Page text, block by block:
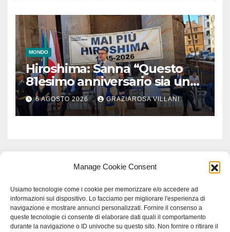
Manage Cookie Consent
Usiamo tecnologie come i cookie per memorizzare e/o accedere ad
informazioni sul dispositivo. Lo facciamo per migliorare l'esperienza di
navigazione e mostrare annunci personalizzati. Fornire il consenso a
queste tecnologie ci consente di elaborare dati quali il comportamento
durante la navigazione o ID univoche su questo sito. Non fornire o ritirare il
MONDO
Hiroshima: Sanna “Questo
81esimo anniversario sia un
monito per tutti”
6 AGOSTO 2026 GRAZIAROSA VILLANI